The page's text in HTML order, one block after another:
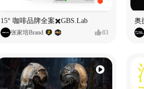
15° 咖啡品牌全案✖️GBS.Lab
张家培Brand 83